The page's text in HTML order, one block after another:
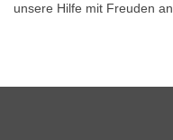
unsere Hilfe mit Freuden an.